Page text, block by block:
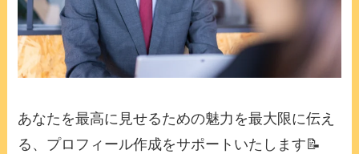
あなたを最高に見せるための魅力を最大限に伝え
る、プロフィール作成をサポートいたします📝